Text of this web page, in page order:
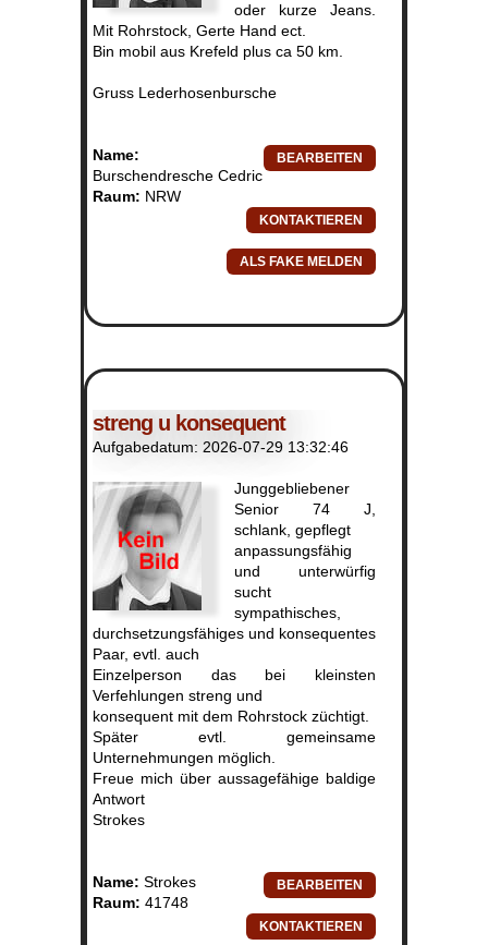
oder kurze Jeans.
Mit Rohrstock, Gerte Hand ect.
Bin mobil aus Krefeld plus ca 50 km.
Gruss Lederhosenbursche
Name:
Burschendresche Cedric
Raum: NRW
streng u konsequent
Aufgabedatum: 2026-07-29 13:32:46
Junggebliebener
Senior 74 J,
schlank, gepflegt
anpassungsfähig
und unterwürfig
sucht
sympathisches,
durchsetzungsfähiges und konsequentes
Paar, evtl. auch
Einzelperson das bei kleinsten
Verfehlungen streng und
konsequent mit dem Rohrstock züchtigt.
Später evtl. gemeinsame
Unternehmungen möglich.
Freue mich über aussagefähige baldige
Antwort
Strokes
Name: Strokes
Raum: 41748